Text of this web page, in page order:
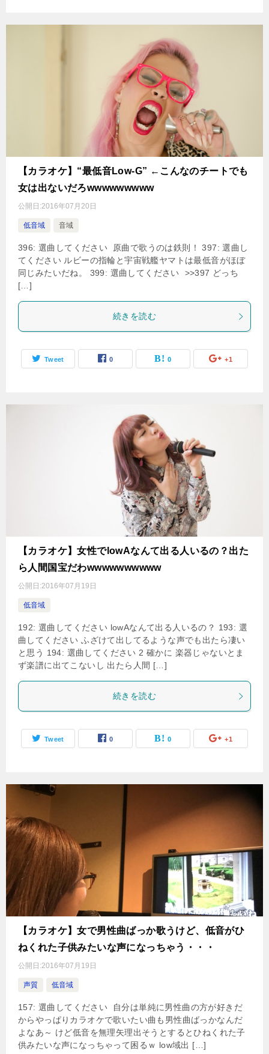
【カラオケ】“最低音Low-G” ←こんなのチートでも
女は出ないだろwwwwwwwww
公開日:2016年07月20日
低音域 音域
396: 選曲してください 原曲で歌うのは鉄則！ 397: 選曲し
てください ルビーの指輪と宇宙戦艦ヤマトは最低音がほぼ
同じみたいだね。 399: 選曲してください >>397 どっち
[…]
続きを読む
Tweet 0 0 +1
【カラオケ】女性でlowAなんて出る人いるの？出た
ら人間国宝だわwwwwwwwwww
公開日:2016年07月19日
低音域
192: 選曲してください lowAなんて出る人いるの？ 193: 選
曲してください ふざけて出してるような声でも出たら凄い
と思う 194: 選曲してください 2 確かに 楽器じゃないとま
ず楽譜に出てこないし 出たら人間 […]
続きを読む
Tweet 0 0 +1
【カラオケ】女で男性曲ばっか歌うけど、低音がひ
ねくれた子供みたいな声になっちゃう・・・
公開日:2016年07月19日
声質 低音域
157: 選曲してください 自分は単純に男性曲の方が好きだ
からやっぱりカラオケで歌いたい曲も男性曲ばっかなんだ
よなあ～ けど低音を無理矢理出そうとするとひねくれた子
供みたいな声になっちゃって困るｗ low域出 […]